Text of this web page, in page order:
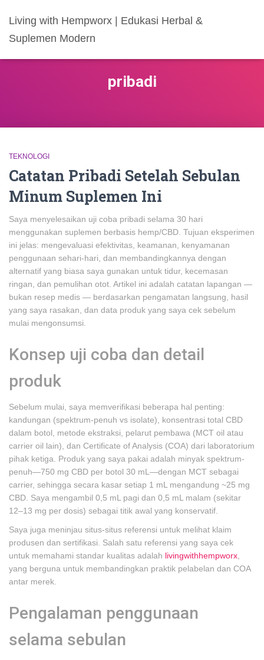
Living with Hempworx | Edukasi Herbal &
Suplemen Modern
pribadi
TEKNOLOGI
Catatan Pribadi Setelah Sebulan
Minum Suplemen Ini
Saya menyelesaikan uji coba pribadi selama 30 hari
menggunakan suplemen berbasis hemp/CBD. Tujuan eksperimen
ini jelas: mengevaluasi efektivitas, keamanan, kenyamanan
penggunaan sehari-hari, dan membandingkannya dengan
alternatif yang biasa saya gunakan untuk tidur, kecemasan
ringan, dan pemulihan otot. Artikel ini adalah catatan lapangan —
bukan resep medis — berdasarkan pengamatan langsung, hasil
yang saya rasakan, dan data produk yang saya cek sebelum
mulai mengonsumsi.
Konsep uji coba dan detail
produk
Sebelum mulai, saya memverifikasi beberapa hal penting:
kandungan (spektrum-penuh vs isolate), konsentrasi total CBD
dalam botol, metode ekstraksi, pelarut pembawa (MCT oil atau
carrier oil lain), dan Certificate of Analysis (COA) dari laboratorium
pihak ketiga. Produk yang saya pakai adalah minyak spektrum-
penuh—750 mg CBD per botol 30 mL—dengan MCT sebagai
carrier, sehingga secara kasar setiap 1 mL mengandung ~25 mg
CBD. Saya mengambil 0,5 mL pagi dan 0,5 mL malam (sekitar
12–13 mg per dosis) sebagai titik awal yang konservatif.
Saya juga meninjau situs-situs referensi untuk melihat klaim
produsen dan sertifikasi. Salah satu referensi yang saya cek
untuk memahami standar kualitas adalah livingwithhempworx
yang berguna untuk membandingkan praktik pelabelan dan COA
antar merek.
Pengalaman penggunaan
selama sebulan